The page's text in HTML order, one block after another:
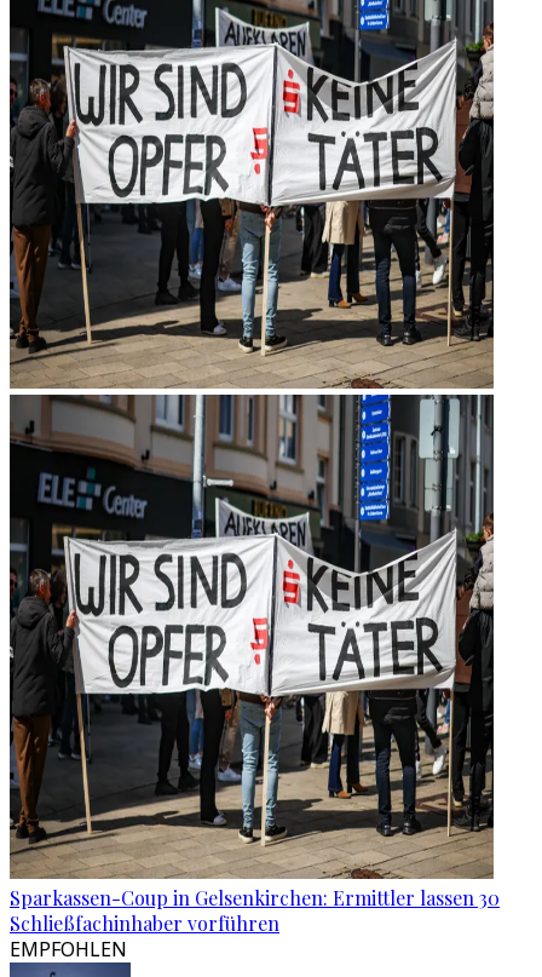
Sparkassen-Coup in Gelsenkirchen: Ermittler lassen 30
Schließfachinhaber vorführen
EMPFOHLEN